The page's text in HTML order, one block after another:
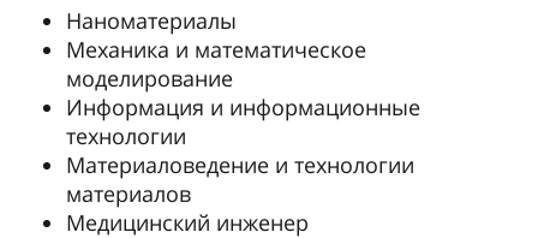
Наноматериалы
Механика и математическое
моделирование
Информация и информационные
технологии
Материаловедение и технологии
материалов
Медицинский инженер